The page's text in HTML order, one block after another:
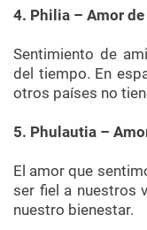
4. Philia – Amor
Sentimiento de
del tiempo. En
otros países no
5. Phulautia –
El amor que
ser fiel a nuestros
nuestro bienestar.